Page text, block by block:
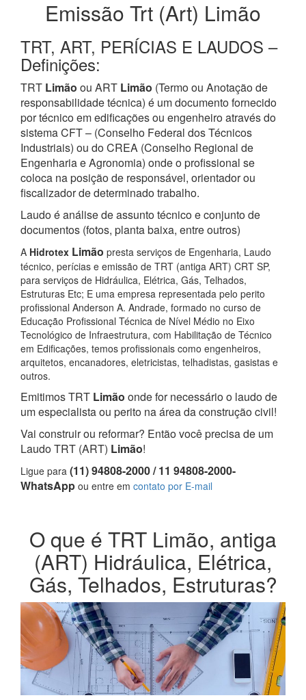
Emissão Trt (Art) Limão
TRT, ART, PERÍCIAS E LAUDOS –
Definições:
TRT Limão ou ART Limão (Termo ou Anotação de
responsabilidade técnica) é um documento fornecido
por técnico em edificações ou engenheiro através do
sistema CFT – (Conselho Federal dos Técnicos
Industriais) ou do CREA (Conselho Regional de
Engenharia e Agronomia) onde o profissional se
coloca na posição de responsável, orientador ou
fiscalizador de determinado trabalho.
Laudo é análise de assunto técnico e conjunto de
documentos (fotos, planta baixa, entre outros)
A Hidrotex Limão presta serviços de Engenharia, Laudo
técnico, perícias e emissão de TRT (antiga ART) CRT SP,
para serviços de Hidráulica, Elétrica, Gás, Telhados,
Estruturas Etc; E uma empresa representada pelo perito
profissional Anderson A. Andrade, formado no curso de
Educação Profissional Técnica de Nível Médio no Eixo
Tecnológico de Infraestrutura, com Habilitação de Técnico
em Edificações, temos profissionais como engenheiros,
arquitetos, encanadores, eletricistas, telhadistas, gasistas e
outros.
Emitimos TRT Limão onde for necessário o laudo de
um especialista ou perito na área da construção civil!
Vai construir ou reformar? Então você precisa de um
Laudo TRT (ART) Limão!
Ligue para (11) 94808-2000 / 11 94808-2000-
WhatsApp ou entre em contato por E-mail
O que é TRT Limão, antiga
(ART) Hidráulica, Elétrica,
Gás, Telhados, Estruturas?